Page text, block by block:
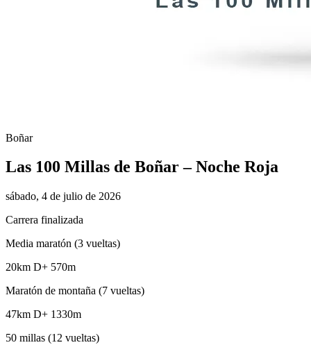
Boñar
Las 100 Millas de Boñar – Noche Roja
sábado, 4 de julio de 2026
Carrera finalizada
Media maratón (3 vueltas)
20km D+ 570m
Maratón de montaña (7 vueltas)
47km D+ 1330m
50 millas (12 vueltas)